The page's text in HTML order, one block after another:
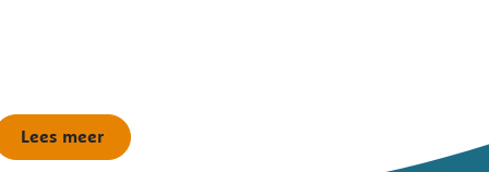
Lees meer